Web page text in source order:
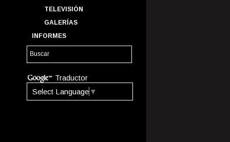
TELEVISIÓN
GALERÍAS
INFORMES
Traductor
Select Language ▼